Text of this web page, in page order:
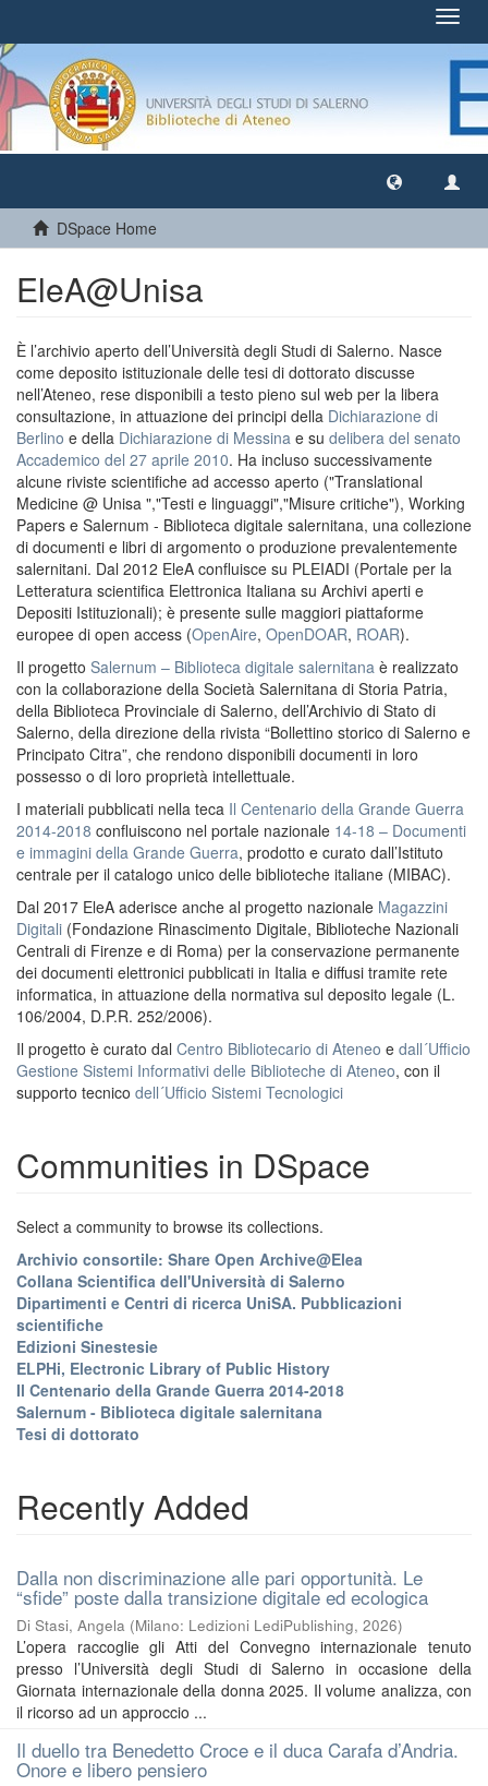
DSpace Home
EleA@Unisa
È l’archivio aperto dell’Università degli Studi di Salerno. Nasce
come deposito istituzionale delle tesi di dottorato discusse
nell’Ateneo, rese disponibili a testo pieno sul web per la libera
consultazione, in attuazione dei principi della Dichiarazione di
Berlino e della Dichiarazione di Messina e su delibera del senato
Accademico del 27 aprile 2010. Ha incluso successivamente
alcune riviste scientifiche ad accesso aperto ("Translational
Medicine @ Unisa ","Testi e linguaggi","Misure critiche"), Working
Papers e Salernum - Biblioteca digitale salernitana, una collezione
di documenti e libri di argomento o produzione prevalentemente
salernitani. Dal 2012 EleA confluisce su PLEIADI (Portale per la
Letteratura scientifica Elettronica Italiana su Archivi aperti e
Depositi Istituzionali); è presente sulle maggiori piattaforme
europee di open access (OpenAire, OpenDOAR, ROAR).
Il progetto Salernum – Biblioteca digitale salernitana è realizzato
con la collaborazione della Società Salernitana di Storia Patria,
della Biblioteca Provinciale di Salerno, dell’Archivio di Stato di
Salerno, della direzione della rivista “Bollettino storico di Salerno e
Principato Citra”, che rendono disponibili documenti in loro
possesso o di loro proprietà intellettuale.
I materiali pubblicati nella teca Il Centenario della Grande Guerra
2014-2018 confluiscono nel portale nazionale 14-18 – Documenti
e immagini della Grande Guerra, prodotto e curato dall’Istituto
centrale per il catalogo unico delle biblioteche italiane (MIBAC).
Dal 2017 EleA aderisce anche al progetto nazionale Magazzini
Digitali (Fondazione Rinascimento Digitale, Biblioteche Nazionali
Centrali di Firenze e di Roma) per la conservazione permanente
dei documenti elettronici pubblicati in Italia e diffusi tramite rete
informatica, in attuazione della normativa sul deposito legale (L.
106/2004, D.P.R. 252/2006).
Il progetto è curato dal Centro Bibliotecario di Ateneo e dall´Ufficio
Gestione Sistemi Informativi delle Biblioteche di Ateneo, con il
supporto tecnico dell´Ufficio Sistemi Tecnologici
Communities in DSpace
Select a community to browse its collections.
Archivio consortile: Share Open Archive@Elea
Collana Scientifica dell'Università di Salerno
Dipartimenti e Centri di ricerca UniSA. Pubblicazioni
scientifiche
Edizioni Sinestesie
ELPHi, Electronic Library of Public History
Il Centenario della Grande Guerra 2014-2018
Salernum - Biblioteca digitale salernitana
Tesi di dottorato
Recently Added
Dalla non discriminazione alle pari opportunità. Le
“sfide” poste dalla transizione digitale ed ecologica
Di Stasi, Angela (Milano: Ledizioni LediPublishing, 2026)
L’opera raccoglie gli Atti del Convegno internazionale tenuto
presso l’Università degli Studi di Salerno in occasione della
Giornata internazionale della donna 2025. Il volume analizza, con
il ricorso ad un approccio ...
Il duello tra Benedetto Croce e il duca Carafa d’Andria.
Onore e libero pensiero